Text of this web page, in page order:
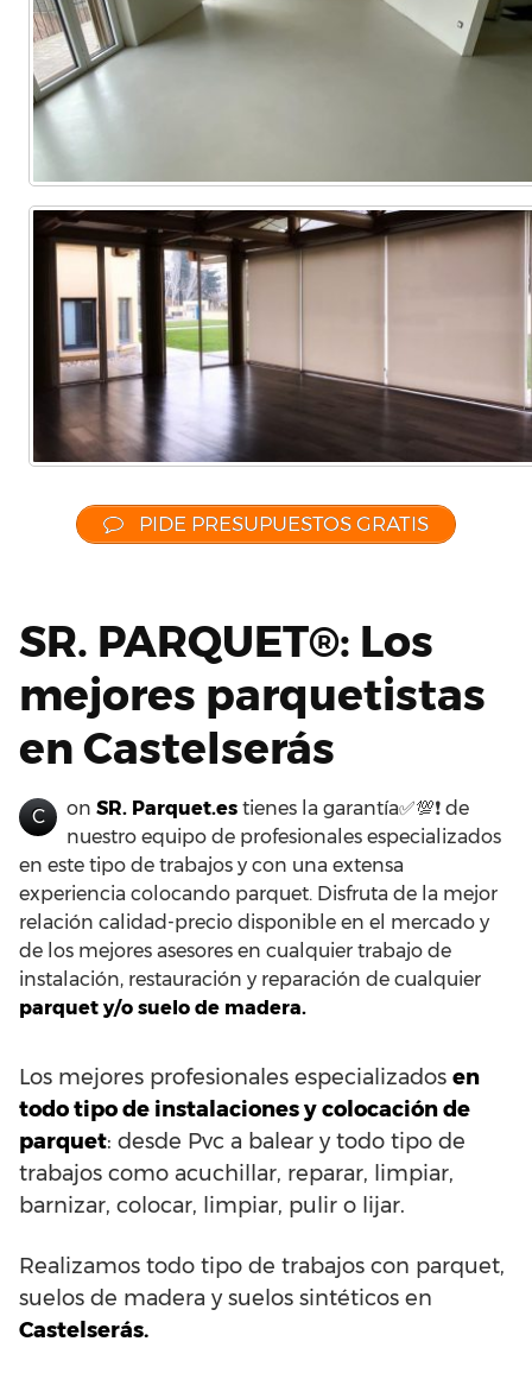
PIDE PRESUPUESTOS GRATIS
SR. PARQUET®: Los
mejores parquetistas
en Castelserás
C on SR. Parquet.es tienes la garantía✅💯❗ de
nuestro equipo de profesionales especializados
en este tipo de trabajos y con una extensa
experiencia colocando parquet. Disfruta de la mejor
relación calidad-precio disponible en el mercado y
de los mejores asesores en cualquier trabajo de
instalación, restauración y reparación de cualquier
parquet y/o suelo de madera.
Los mejores profesionales especializados en
todo tipo de instalaciones y colocación de
parquet: desde Pvc a balear y todo tipo de
trabajos como acuchillar, reparar, limpiar,
barnizar, colocar, limpiar, pulir o lijar.
Realizamos todo tipo de trabajos con parquet,
suelos de madera y suelos sintéticos en
Castelserás.